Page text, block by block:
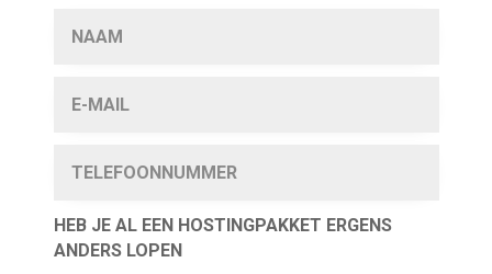
HEB JE AL EEN HOSTINGPAKKET ERGENS
ANDERS LOPEN